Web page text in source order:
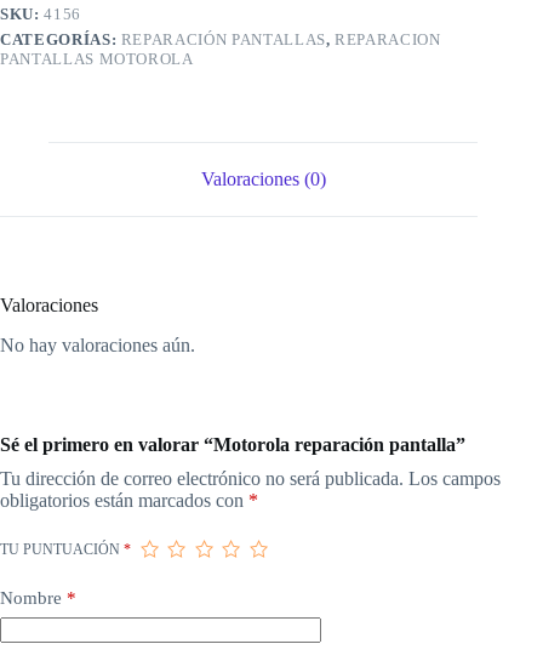
SKU:4156
CATEGORÍAS: REPARACIÓN PANTALLAS,REPARACION
PANTALLAS MOTOROLA
Valoraciones (0)
Valoraciones
No hay valoraciones aún.
Sé el primero en valorar “Motorola reparación pantalla”
Tu dirección de correo electrónico no será publicada. Los campos
obligatorios están marcados con *
TU PUNTUACIÓN *
Nombre *